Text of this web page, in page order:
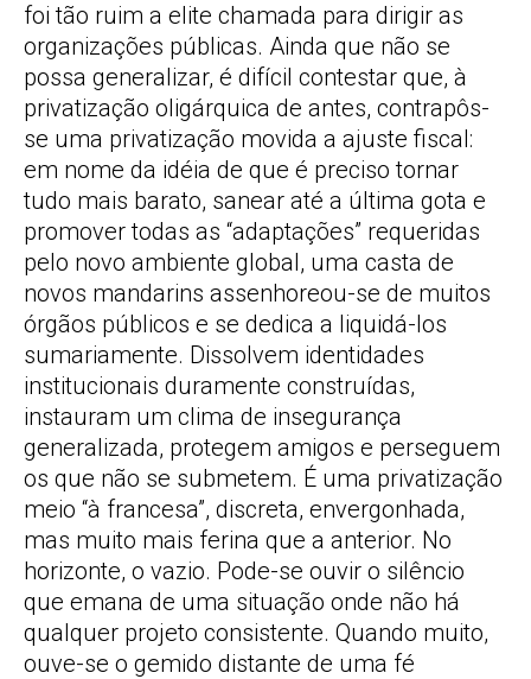
foi tão ruim a elite chamada para dirigir as
organizações públicas. Ainda que não se
possa generalizar, é difícil contestar que, à
privatização oligárquica de antes, contrapôs-
se uma privatização movida a ajuste fiscal:
em nome da idéia de que é preciso tornar
tudo mais barato, sanear até a última gota e
promover todas as “adaptações” requeridas
pelo novo ambiente global, uma casta de
novos mandarins assenhoreou-se de muitos
órgãos públicos e se dedica a liquidá-los
sumariamente. Dissolvem identidades
institucionais duramente construídas,
instauram um clima de insegurança
generalizada, protegem amigos e perseguem
os que não se submetem. É uma privatização
meio “à francesa”, discreta, envergonhada,
mas muito mais ferina que a anterior. No
horizonte, o vazio. Pode-se ouvir o silêncio
que emana de uma situação onde não há
qualquer projeto consistente. Quando muito,
ouve-se o gemido distante de uma fé